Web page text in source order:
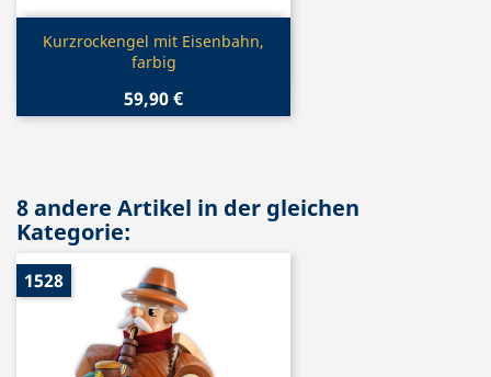
Vorschau
Kurzrockengel mit Eisenbahn,
farbig
59,90 €
8 andere Artikel in der gleichen
Kategorie:
1528